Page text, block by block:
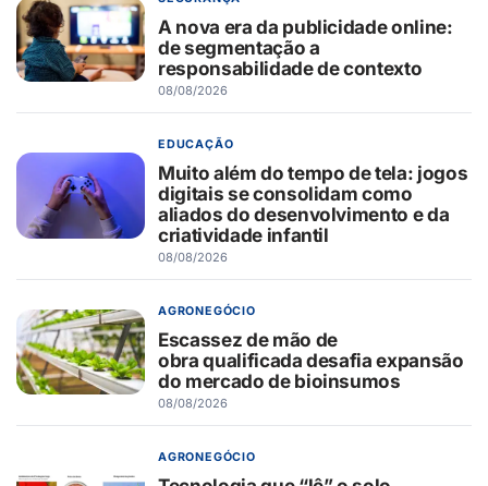
A nova era da publicidade online:
de segmentação a
responsabilidade de contexto
08/08/2026
EDUCAÇÃO
Muito além do tempo de tela: jogos
digitais se consolidam como
aliados do desenvolvimento e da
criatividade infantil
08/08/2026
AGRONEGÓCIO
Escassez de mão de
obra qualificada desafia expansão
do mercado de bioinsumos
08/08/2026
AGRONEGÓCIO